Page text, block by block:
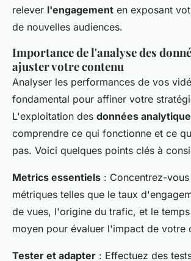
relever l'engagement en exposant
de nouvelles audiences.
Importance de l'analyse des
ajuster votre contenu
Analyser les performances de vos
fondamental pour affiner votre
L'exploitation des données
comprendre ce qui fonctionne et ce
pas. Voici quelques points clés à
Metrics essentiels : Concentrez-
métriques telles que le taux
de vues, l'origine du trafic, et le
moyen pour évaluer l'impact de votre
Tester et adapter : Effectuez des